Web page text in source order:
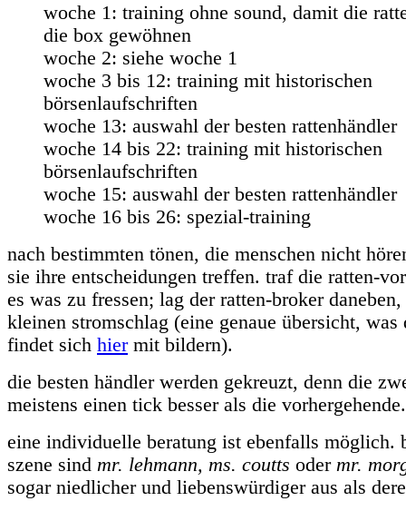
woche 1: training ohne sound, damit die
die box gewöhnen
woche 2: siehe woche 1
woche 3 bis 12: training mit historischen
börsenlaufschriften
woche 13: auswahl der besten rattenhändler
woche 14 bis 22: training mit historischen
börsenlaufschriften
woche 15: auswahl der besten rattenhändler
woche 16 bis 26: spezial-training
nach bestimmten tönen, die menschen nicht
sie ihre entscheidungen treffen. traf die ratten-
es was zu fressen; lag der ratten-broker
kleinen stromschlag (eine genaue übersicht, was
findet sich hiermit bildern).
die besten händler werden gekreuzt, denn die
meistens einen tick besser als die vorhergehende.
eine individuelle beratung ist ebenfalls möglich.
szene sind mr. lehmann, ms. coutts oder mr.
sogar niedlicher und liebenswürdiger aus als